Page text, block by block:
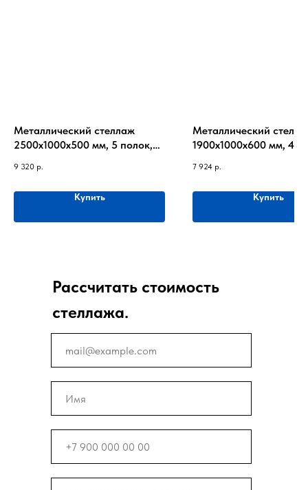
Металлический стеллаж
2500х1000х500 мм, 5 полок,
9 320 р.
Купить
Металлический
1900х1000х600 мм, 4
7 924 р.
Купить
Рассчитать стоимость
стеллажа.